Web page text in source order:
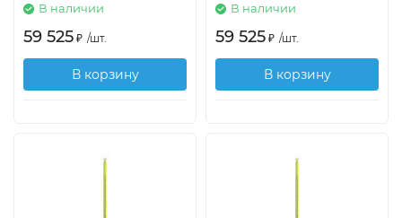
В наличии
59 525 ₽ /шт.
В корзину
В наличии
59 525 ₽ /шт.
В корзину